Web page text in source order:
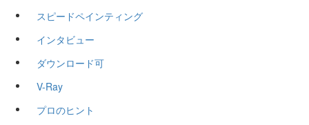
スピードペインティング
インタビュー
ダウンロード可
V-Ray
プロのヒント